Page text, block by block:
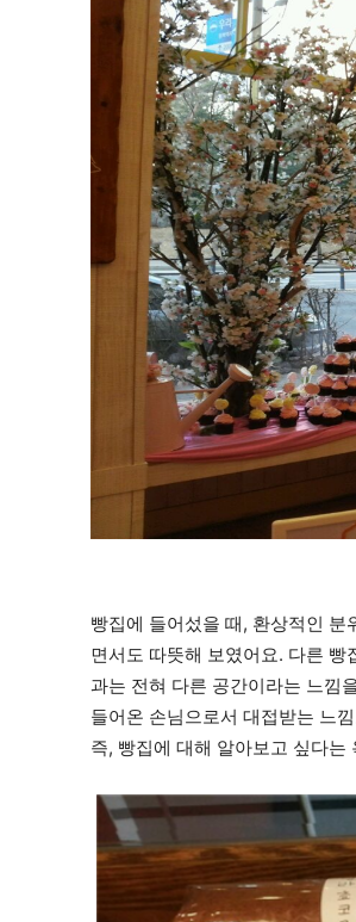
빵집에 들어섰을 때, 환상적인
면서도 따뜻해 보였어요. 다른
과는 전혀 다른 공간이라는 느낌
들어온 손님으로서 대접받는 느
즉, 빵집에 대해 알아보고 싶다